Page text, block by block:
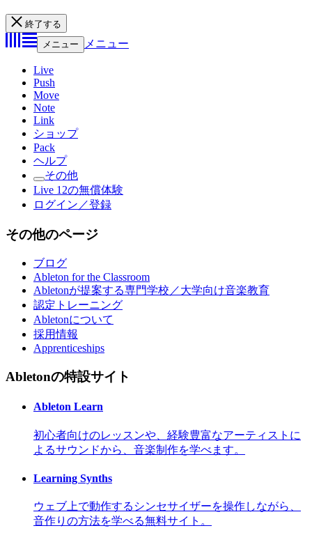
終了する
メニュー
メニュー
Live
Push
Move
Note
Link
ショップ
Pack
ヘルプ
その他
Live 12の無償体験
ログイン／登録
その他のページ
ブログ
Ableton for the Classroom
Abletonが提案する専門学校／大学向け音楽教育
認定トレーニング
Abletonについて
採用情報
Apprenticeships
Abletonの特設サイト
Ableton Learn
初心者向けのレッスンや、経験豊富なアーティストに
よるサウンドから、音楽制作を学べます。
Learning Synths
ウェブ上で動作するシンセサイザーを操作しながら、
音作りの方法を学べる無料サイト。